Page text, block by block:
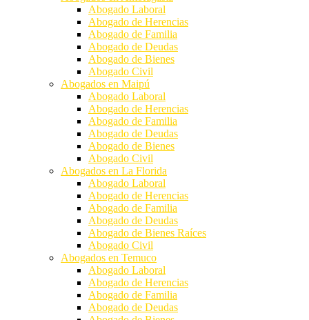
Abogado Laboral
Abogado de Herencias
Abogado de Familia
Abogado de Deudas
Abogado de Bienes
Abogado Civil
Abogados en Maipú
Abogado Laboral
Abogado de Herencias
Abogado de Familia
Abogado de Deudas
Abogado de Bienes
Abogado Civil
Abogados en La Florida
Abogado Laboral
Abogado de Herencias
Abogado de Familia
Abogado de Deudas
Abogado de Bienes Raíces
Abogado Civil
Abogados en Temuco
Abogado Laboral
Abogado de Herencias
Abogado de Familia
Abogado de Deudas